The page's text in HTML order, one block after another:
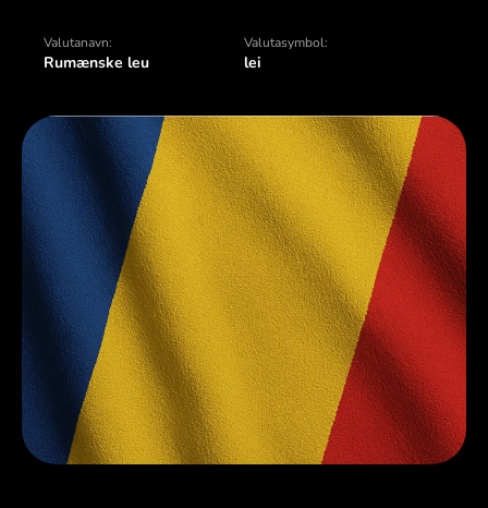
Valutanavn:
Rumænske leu
Valutasymbol:
lei